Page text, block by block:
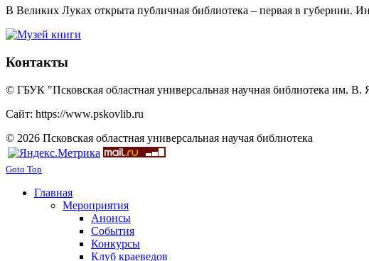
В Великих Луках открыта публичная библиотека – первая в губернии.
Контакты
© ГБУК "Псковская областная универсальная научная библиотека им. В.
Сайт: https://www.pskovlib.ru
© 2026 Псковская областная универсальная научая библиотека
Goto Top
Главная
Мероприятия
Анонсы
События
Конкурсы
Клуб краеведов